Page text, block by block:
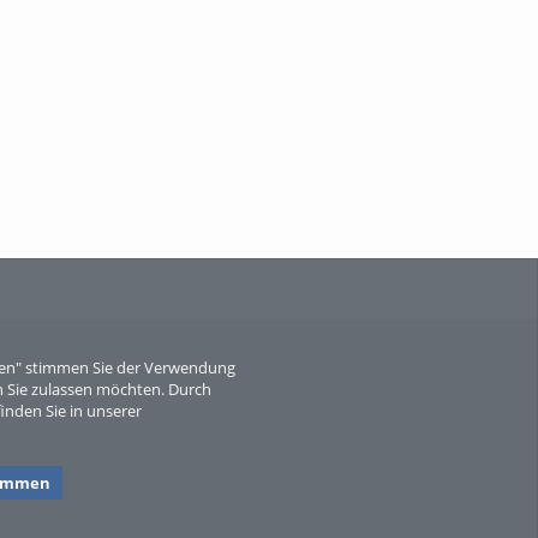
stimmen Sie der Verwendung
zulassen möchten. Durch
Sie in unserer
Sperber